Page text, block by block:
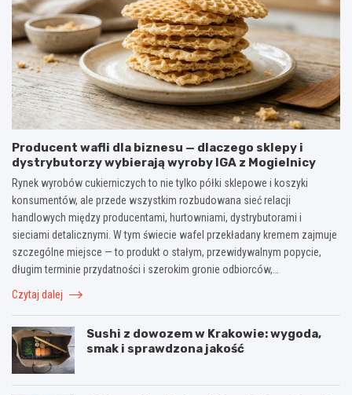
Producent wafli dla biznesu — dlaczego sklepy i
dystrybutorzy wybierają wyroby IGA z Mogielnicy
Rynek wyrobów cukierniczych to nie tylko półki sklepowe i koszyki
konsumentów, ale przede wszystkim rozbudowana sieć relacji
handlowych między producentami, hurtowniami, dystrybutorami i
sieciami detalicznymi. W tym świecie wafel przekładany kremem zajmuje
szczególne miejsce — to produkt o stałym, przewidywalnym popycie,
długim terminie przydatności i szerokim gronie odbiorców,…
Czytaj dalej
Sushi z dowozem w Krakowie: wygoda,
smak i sprawdzona jakość